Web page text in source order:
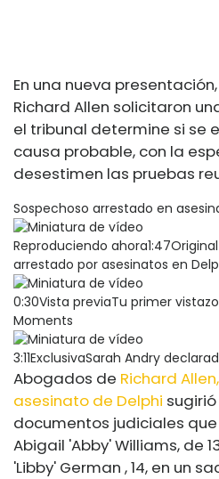
En una nueva
Richard Allen solicitaron
el tribunal determine si se
causa probable, con la
desestimen las pruebas
Sospechoso arrestado en
Reproduciendo
arrestado por asesinatos en
0:30Vista previaTu primer
Moments
3:11ExclusivaSarah Andry
Abogados de Richard
asesinato de Delphi
documentos judiciales
Abigail 'Abby' Williams, de
'Libby' German , 14, en un